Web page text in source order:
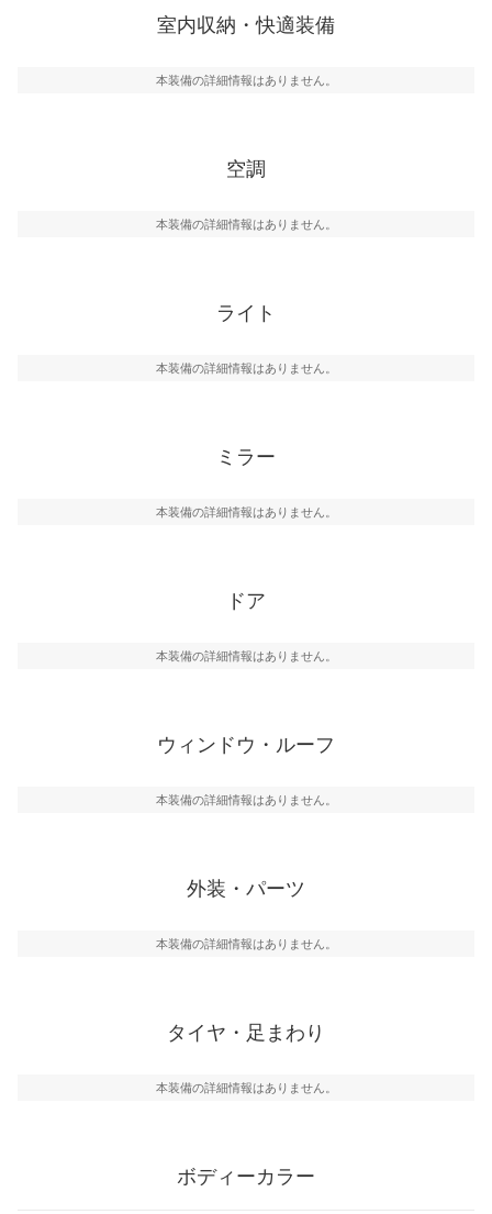
室内収納・快適装備
本装備の詳細情報はありません。
空調
本装備の詳細情報はありません。
ライト
本装備の詳細情報はありません。
ミラー
本装備の詳細情報はありません。
ドア
本装備の詳細情報はありません。
ウィンドウ・ルーフ
本装備の詳細情報はありません。
外装・パーツ
本装備の詳細情報はありません。
タイヤ・足まわり
本装備の詳細情報はありません。
ボディーカラー